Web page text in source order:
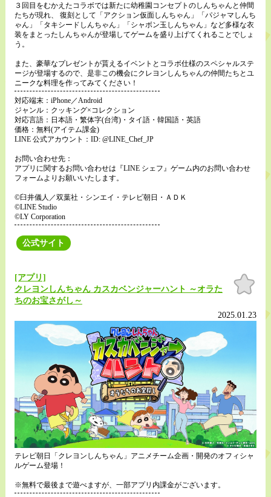
３回目をむかえたコラボでは新たに幼稚園コンセプトのしんちゃんと仲間
たちが現れ、 復刻として「アクション仮面しんちゃん」「パジャマしんち
ゃん」「タキシードしんちゃん」「シャボン玉しんちゃん」など多様な衣
装をまとったしんちゃんが登場してゲームを盛り上げてくれることでしょ
う。
また、豪華なプレゼントが貰えるイベントとコラボ仕様のスペシャルステ
ージが登場するので、是非この機会にクレヨンしんちゃんの仲間たちとユ
ニークな料理を作ってみてください！
対応端末：iPhone／Android
ジャンル：クッキング×コレクション
対応言語：日本語・繁体字(台湾)・タイ語・韓国語・英語
価格：無料(アイテム課金)
LINE 公式アカウント：ID: @LINE_Chef_JP
お問い合わせ先：
アプリに関するお問い合わせは『LINE シェフ』ゲーム内のお問い合わせ
フォームよりお願いいたします。
©臼井儀人／双葉社・シンエイ・テレビ朝日・ＡＤＫ
©LINE Studio
©LY Corporation
公式サイト
[アプリ]
クレヨンしんちゃん カスカベンジャーハント ～オラた
ちのお宝さがし～
お気
に入
2025.01.23
テレビ朝日「クレヨンしんちゃん」アニメチーム企画・開発のオフィシャ
ルゲーム登場！
※無料で最後まで遊べますが、一部アプリ内課金がございます。